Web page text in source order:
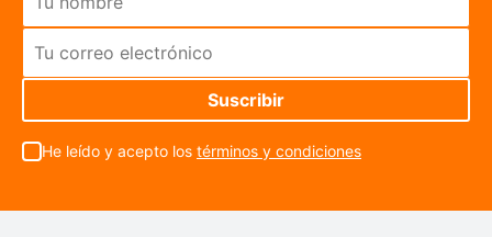
He leído y acepto los términos y condiciones